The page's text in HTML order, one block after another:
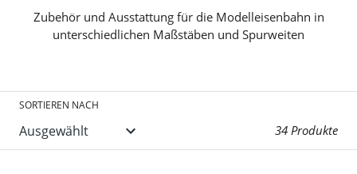
a
m
l
u
Zubehör und Ausstattung für die Modelleisenbahn in
unterschiedlichen Maßstäben und Spurweiten
SORTIEREN NACH
34 Produkte